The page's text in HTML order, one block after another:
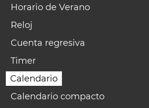
Horario de Verano
Reloj
Cuenta regresiva
Timer
Calendario
Calendario compacto